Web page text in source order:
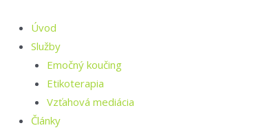
obsah
Úvod
Služby
Emočný koučing
Etikoterapia
Vzťahová mediácia
Články